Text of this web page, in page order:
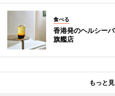
食べる
香港発のヘルシー
旗艦店
もっと